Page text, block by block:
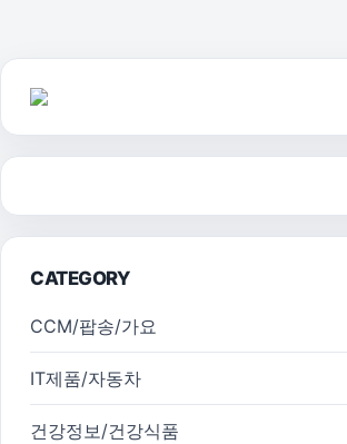
CATEGORY
CCM/팝송/가요
IT제품/자동차
건강정보/건강식품